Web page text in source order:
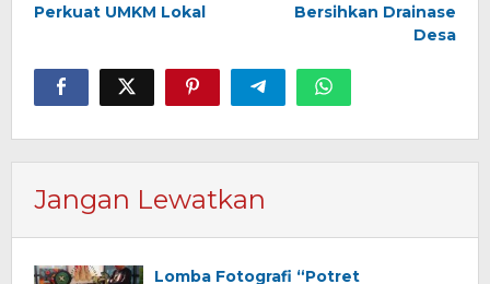
Perkuat UMKM Lokal
Bersihkan Drainase
Desa
Jangan Lewatkan
Lomba Fotografi “Potret